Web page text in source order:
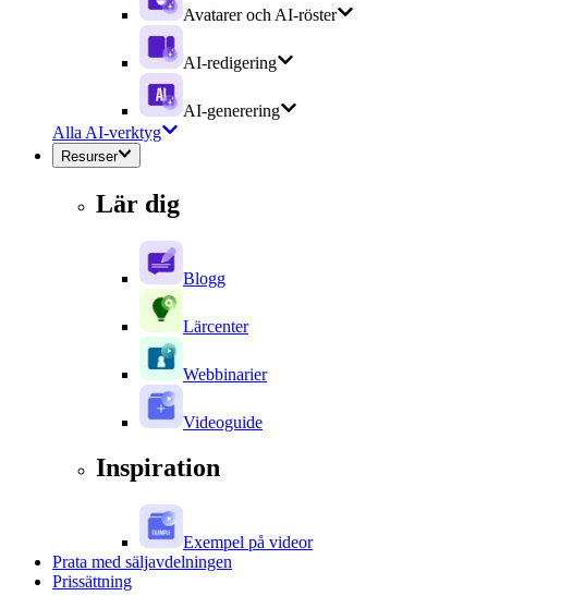
Avatarer och AI-röster
AI-redigering
AI-generering
Alla AI-verktyg
Resurser
Lär dig
Blogg
Lärcenter
Webbinarier
Videoguide
Inspiration
Exempel på videor
Prata med säljavdelningen
Prissättning